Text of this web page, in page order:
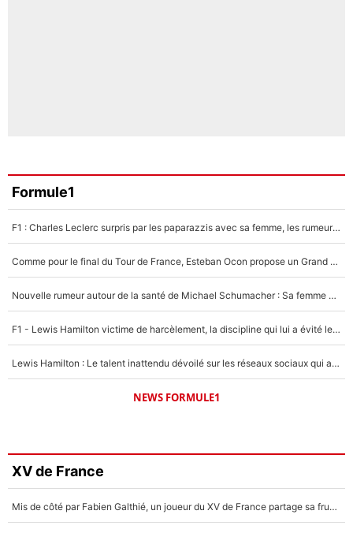
Formule1
F1 : Charles Leclerc surpris par les paparazzis avec sa femme, les rumeurs étaient vraies !
Comme pour le final du Tour de France, Esteban Ocon propose un Grand Prix de Formule 1 à Paris : «Autour de l’Arc de Triomphe, ce serait génial» !
Nouvelle rumeur autour de la santé de Michael Schumacher : Sa femme Corinna sort du silence
F1 - Lewis Hamilton victime de harcèlement, la discipline qui lui a évité le pire : «J'aurais probablement mal tourné»
Lewis Hamilton : Le talent inattendu dévoilé sur les réseaux sociaux qui a impressionné Kim Kardashian pendant leurs vacances en amoureux !
NEWS FORMULE1
XV de France
Mis de côté par Fabien Galthié, un joueur du XV de France partage sa frustration : «ils ne me l’ont pas dit tout de suite»